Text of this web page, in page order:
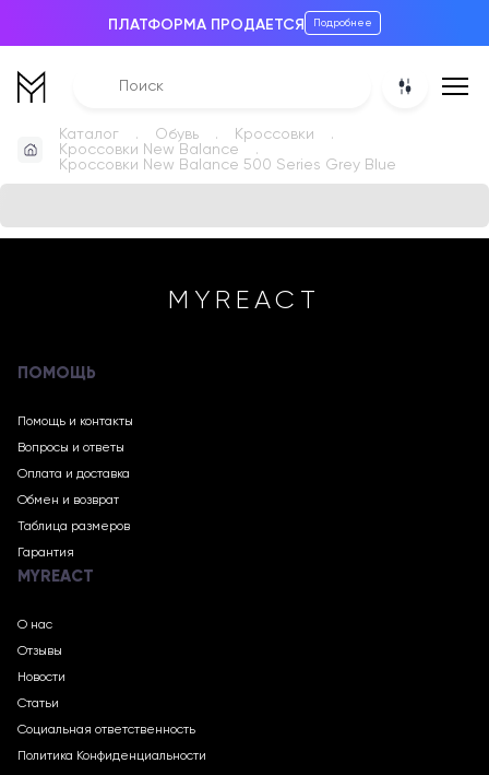
ПЛАТФОРМА ПРОДАЕТСЯ Подробнее
Каталог Обувь
Кроссовки
Кроссовки New Balance
Кроссовки New Balance 500 Series Grey Blue
MYREACT
ПОМОЩЬ
Помощь и контакты
Вопросы и ответы
Оплата и доставка
Обмен и возврат
Таблица размеров
Гарантия
MYREACT
О нас
Отзывы
Новости
Статьи
Социальная ответственность
Политика Конфиденциальности